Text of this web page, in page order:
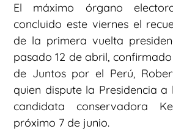
El máximo órgano
concluido este viernes el
de la primera vuelta
pasado 12 de abril,
de Juntos por el Perú,
quien dispute la Presidencia
candidata conservadora
próximo 7 de junio.